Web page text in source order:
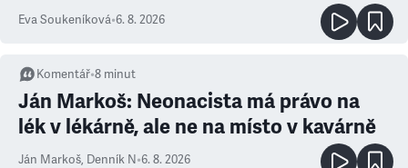
Eva Soukeníková•6. 8. 2026
Komentář•8 minut
Ján Markoš: Neonacista má právo na
lék v lékárně, ale ne na místo v kavárně
Ján Markoš, Denník N•6. 8. 2026